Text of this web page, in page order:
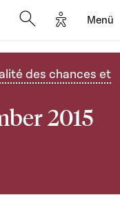
Options
Menü
des chances et
2015
und